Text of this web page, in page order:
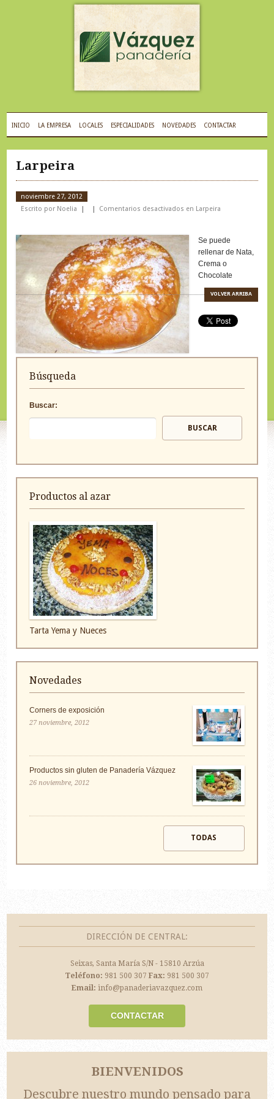
INICIO LA EMPRESA LOCALES ESPECIALIDADES NOVEDADES CONTACTAR
Larpeira
noviembre 27, 2012
Escrito por Noelia
Comentarios desactivados en Larpeira
Se puede
rellenar de Nata,
Crema o
Chocolate
VOLVER ARRIBA
Búsqueda
Buscar:
Productos al azar
Tarta Yema y Nueces
Novedades
Corners de exposición
27 noviembre, 2012
Productos sin gluten de Panadería Vázquez
26 noviembre, 2012
TODAS
DIRECCIÓN DE CENTRAL:
Seixas, Santa María S/N - 15810 Arzúa
Teléfono: 981 500 307 Fax: 981 500 307
Email: info@panaderiavazquez.com
CONTACTAR
BIENVENIDOS
Descubre nuestro mundo pensado para